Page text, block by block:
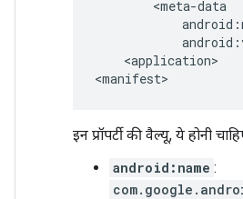
<application>
इन प्रॉपर्टी की वैल्यू, ये होनी
android:name :